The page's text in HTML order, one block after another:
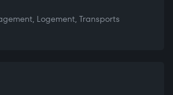
Logement, Transports